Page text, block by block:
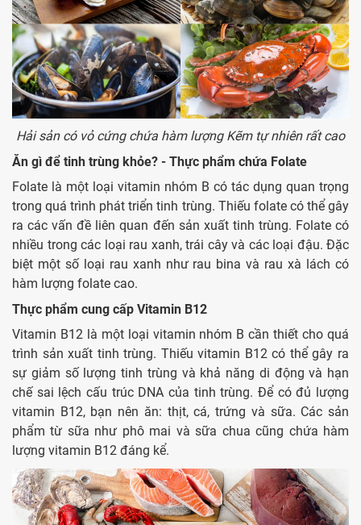
Hải sản có vỏ cứng chứa hàm lượng Kẽm tự nhiên rất cao
Ăn gì để tinh trùng khỏe? - Thực phẩm chứa Folate
Folate là một loại vitamin nhóm B có tác dụng quan trọng
trong quá trình phát triển tinh trùng. Thiếu folate có thể gây
ra các vấn đề liên quan đến sản xuất tinh trùng. Folate có
nhiều trong các loại rau xanh, trái cây và các loại đậu. Đặc
biệt một số loại rau xanh như rau bina và rau xà lách có
hàm lượng folate cao.
Thực phẩm cung cấp Vitamin B12
Vitamin B12 là một loại vitamin nhóm B cần thiết cho quá
trình sản xuất tinh trùng. Thiếu vitamin B12 có thể gây ra
sự giảm số lượng tinh trùng và khả năng di động và hạn
chế sai lệch cấu trúc DNA của tinh trùng. Để có đủ lượng
vitamin B12, bạn nên ăn: thịt, cá, trứng và sữa. Các sản
phẩm từ sữa như phô mai và sữa chua cũng chứa hàm
lượng vitamin B12 đáng kể.